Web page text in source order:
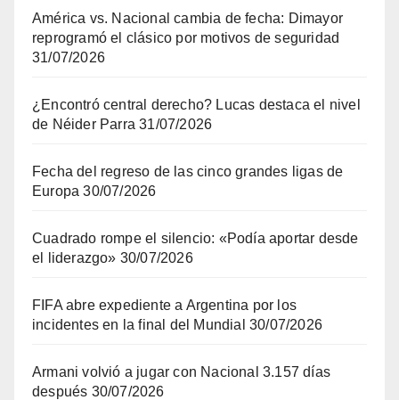
América vs. Nacional cambia de fecha: Dimayor
reprogramó el clásico por motivos de seguridad
31/07/2026
¿Encontró central derecho? Lucas destaca el nivel
de Néider Parra 31/07/2026
Fecha del regreso de las cinco grandes ligas de
Europa 30/07/2026
Cuadrado rompe el silencio: «Podía aportar desde
el liderazgo» 30/07/2026
FIFA abre expediente a Argentina por los
incidentes en la final del Mundial 30/07/2026
Armani volvió a jugar con Nacional 3.157 días
después 30/07/2026